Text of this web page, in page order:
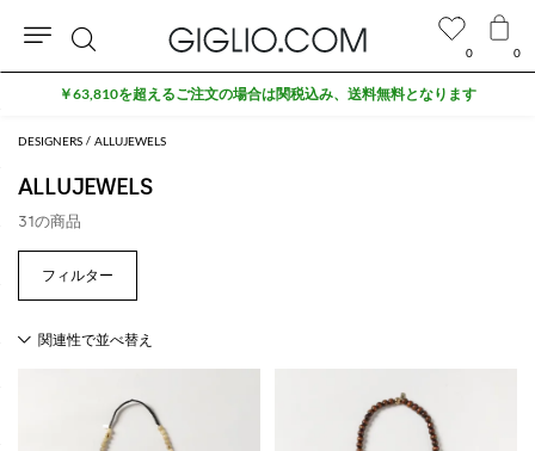
DESIGNERS ALLUJEWELS
ALLUJEWELS
31の商品
0 0
検
索
￥63,810を超えるご注文の場合は関税込み、送料無料となります